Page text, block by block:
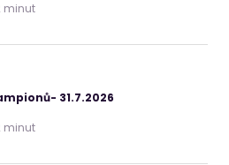
minut
31.7.2026
minut